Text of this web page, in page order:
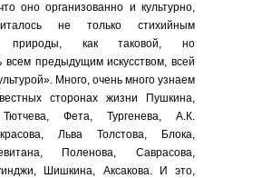
оно организованно и культурно,
не только стихийным
природы, как таковой, но
всем предыдущим искусством, всей
Много, очень много узнаем
сторонах жизни Пушкина,
Тютчева, Фета, Тургенева, А.К.
Льва Толстова, Блока,
Поленова, Саврасова,
Шишкина, Аксакова. И это,